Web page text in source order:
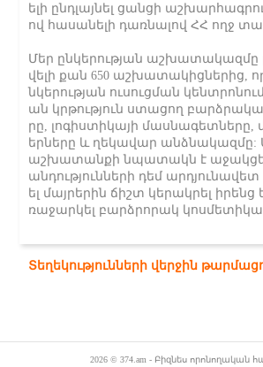
ելի ընդլայնել ցանցի
ով հասանելի դառնալով ՀՀ ողջ
Մեր ընկերության
վելի քան 650 աշխատակիցներից,
նկերության ուսուցման
ան կրթություն ստացող
րը, լոգիստիկայի մասնագետները,
երները և ղեկավար անձնակազմը:
աշխատանքի նպատակն է
անդությունների դեմ
ել մայրերին ճիշտ կերակրել
ռաջարկել բարձրորակ
Տեղեկությունների վերջին
2026 © 374.am - Բիզնես որոնողական